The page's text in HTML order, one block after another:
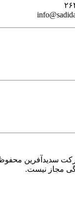
سدیدآفرین محفوظ
مجاز نیست.